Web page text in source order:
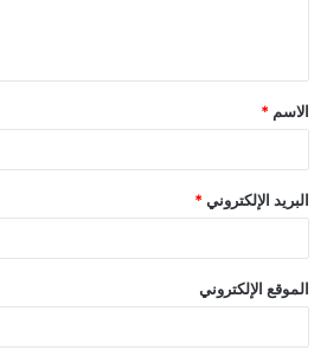
ق
*
الاسم *
البريد الإلكتروني *
الموقع الإلكتروني